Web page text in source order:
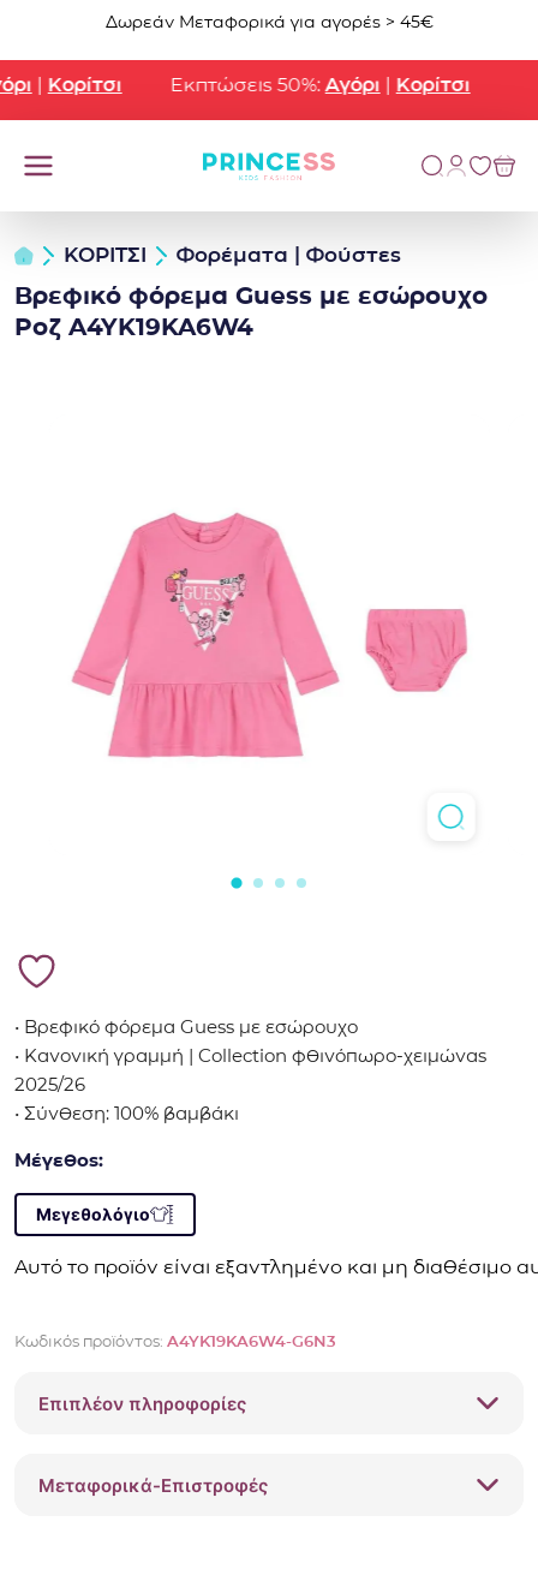
Μετάβαση στο περιεχόμενο
Δωρεάν Μεταφορικά για αγορές > 45€
|Κορίτσι Εκπτώσεις 50%:Αγόρι|Κορίτσι
ΚΟΡΙΤΣΙ Φορέματα | Φούστες
Βρεφικό φόρεμα Guess με εσώρουχο
Ροζ A4YK19KA6W4
• Βρεφικό φόρεμα Guess με εσώρουχο
• Κανονική γραμμή | Collection φθινόπωρο-χειμώνας
2025/26
• Σύνθεση: 100% βαμβάκι
Μέγεθος:
Μεγεθολόγιο
Αυτό το προϊόν είναι εξαντλημένο και μη διαθέσιμο
Κωδικός προϊόντος: A4YK19KA6W4-G6N3
Επιπλέον πληροφορίες
Μεταφορικά-Επιστροφές